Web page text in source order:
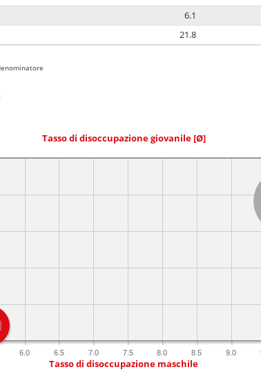
6.1
21.8
Tasso di disoccupazione giovanile [Ø]
6.0 6.5 7.0 7.5 8.0 8.5 9.0
Tasso di disoccupazione maschile